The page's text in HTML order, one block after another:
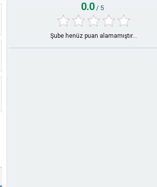
0.0 / 5
Şube henüz puan alamamıştır...